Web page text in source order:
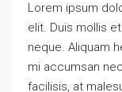
Lorem ipsum
elit. Duis mollis
neque. Aliquam
mi accumsan
facilisis, at